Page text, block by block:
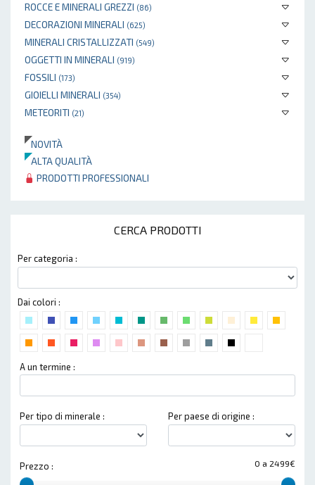
ROCCE E MINERALI GREZZI (86)
DECORAZIONI MINERALI (625)
MINERALI CRISTALLIZZATI (549)
OGGETTI IN MINERALI (919)
FOSSILI (173)
GIOIELLI MINERALI (354)
METEORITI (21)
NOVITÀ
ALTA QUALITÀ
PRODOTTI PROFESSIONALI
CERCA PRODOTTI
Per categoria :
Dai colori :
A un termine :
Per tipo di minerale : Per paese di origine :
0 a 2499€
Prezzo :